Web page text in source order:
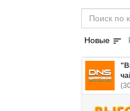
Новые sort